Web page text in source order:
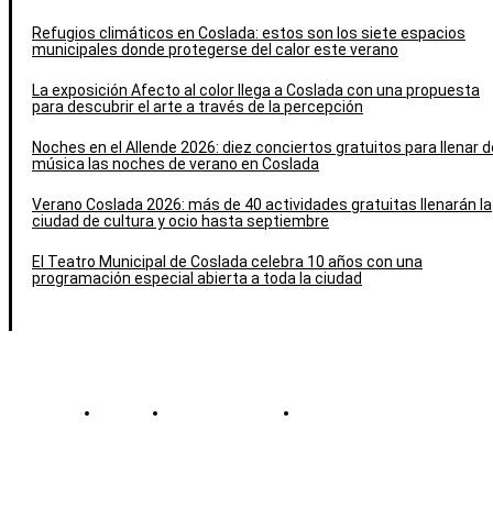
Refugios climáticos en Coslada: estos son los siete espacios
municipales donde protegerse del calor este verano
La exposición Afecto al color llega a Coslada con una propuesta
para descubrir el arte a través de la percepción
Noches en el Allende 2026: diez conciertos gratuitos para llenar
música las noches de verano en Coslada
Verano Coslada 2026: más de 40 actividades gratuitas llenarán la
ciudad de cultura y ocio hasta septiembre
El Teatro Municipal de Coslada celebra 10 años con una
programación especial abierta a toda la ciudad
Contacto Política de cookies